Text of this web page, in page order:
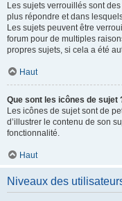
Les sujets verrouillés sont
plus répondre et dans
Les sujets peuvent être
forum pour de multiples
propres sujets, si cela a été
Haut
Que sont les icônes de sujet
Les icônes de sujet sont de
d’illustrer le contenu de son
fonctionnalité.
Haut
Niveaux des